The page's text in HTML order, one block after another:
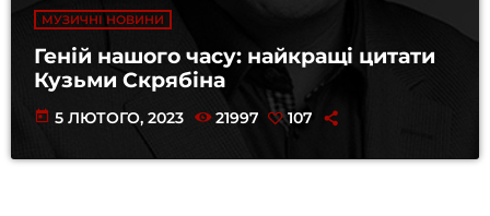
МУЗИЧНІ НОВИНИ
Геній нашого часу: найкращі цитати
Кузьми Скрябіна
today 5 ЛЮТОГО, 2023 21997 107